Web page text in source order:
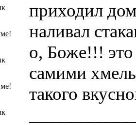
приходил
наливал
о, Боже!!!
самими
такого